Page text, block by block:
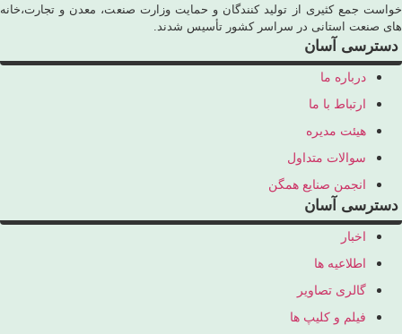
خواست جمع کثیری از تولید کنندگان و حمایت وزارت صنعت، معدن و تجارت،خانه
های صنعت استانی در سراسر کشور تأسیس شدند.
دسترسی آسان
درباره ما
ارتباط با ما
هیئت مدیره
سوالات متداول
انجمن صنایع همگن
دسترسی آسان
اخبار
اطلاعیه ها
گالری تصاویر
فیلم و کلیپ ها